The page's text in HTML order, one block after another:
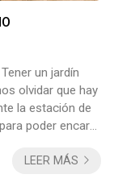
un jardín
olvidar que hay
la estación de
poder encarar
para cuidar tu
LEER MÁS